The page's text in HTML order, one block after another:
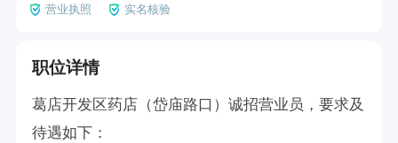
营业执照 实名核验
职位详情
葛店开发区药店（岱庙路口）诚招营业员，要求及
待遇如下：